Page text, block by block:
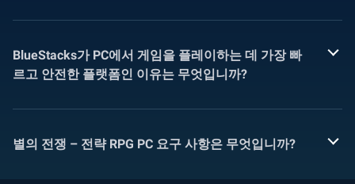
BlueStacks가 PC에서 게임을 플레이하는 데 가장 빠
르고 안전한 플랫폼인 이유는 무엇입니까?
별의 전쟁 – 전략 RPG PC 요구 사항은 무엇입니까?